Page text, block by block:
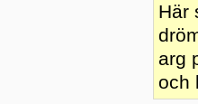
Här
arg
och